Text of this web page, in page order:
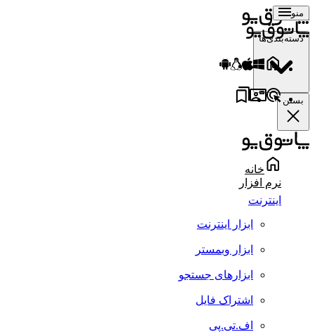
منو
دسته‌بندی‌ها
بستن
خانه
نرم افزار
اینترنت
ابزار اینترنت
ابزار وبمستر
ابزارهای جستجو
اشتراک فایل
اف.تی.پی